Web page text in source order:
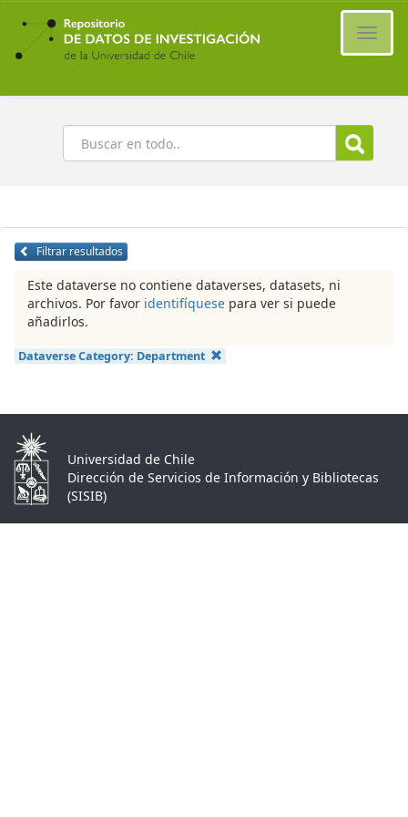
Ir
contenido
principal
Buscar
Filtrar resultados
Este dataverse no contiene dataverses, datasets, ni
archivos. Por favor identifíquese para ver si puede
añadirlos.
Dataverse Category: Department
Universidad de Chile
Dirección de Servicios de Información y Bibliotecas
(SISIB)